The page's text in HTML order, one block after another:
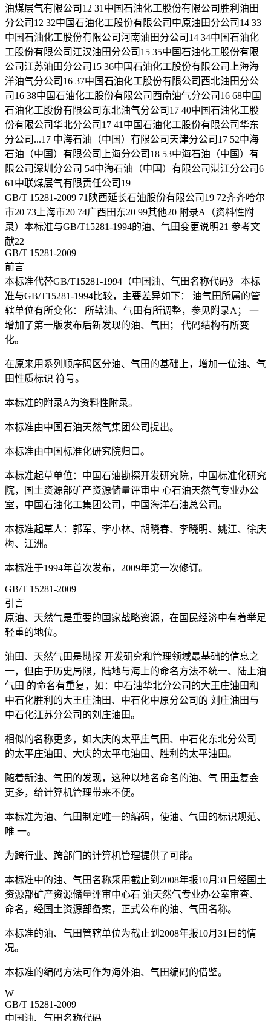
油煤层气有限公司12 31中国石油化工股份有限公司胜利油田
分公司12 32中国石油化工股份有限公司中原油田分公司14 33
中国石油化工股份有限公司河南油田分公司14 34中国石油化
工股份有限公司江汉油田分公司15 35中国石油化工股份有限
公司江苏油田分公司15 36中国石油化工股份有限公司上海海
洋油气分公司16 37中国石油化工股份有限公司西北油田分公
司16 38中国石油化工股份有限公司西南油气分公司16 68中国
石油化工股份有限公司东北油气分公司17 40中国石油化工股
份有限公司华北分公司17 41中国石油化工股份有限公司华东
分公司...17 中海石油（中国）有限公司天津分公司17 52中海
石油（中国）有限公司上海分公司18 53中海石油（中国）有
限公司深圳分公司 54中海石油（中国）有限公司湛江分公司6
61中联煤层气有限责任公司19
GB/T 15281-2009 71陕西延长石油股份有限公司19 72齐齐哈尔
市20 73上海市20 74广西田东20 99其他20 附录A（资料性附
录）本标准与GB/T15281-1994的油、气田变更说明21 参考文
献22
GB/T 15281-2009
前言
本标准代替GB/T15281-1994（中国油、气田名称代码》 本标
准与GB/T15281-1994比较，主要差异如下： 油气田所属的管
辖单位有所变化： 所辖油、气田有所调整，参见附录A； 一
增加了第一版发布后新发现的油、气田； 代码结构有所变
化。
在原来用系列顺序码区分油、气田的基础上，增加一位油、气
田性质标识 符号。
本标准的附录A为资料性附录。
本标准由中国石油天然气集团公司提出。
本标准由中国标准化研究院归口。
本标准起草单位：中国石油勘探开发研究院，中国标准化研究
院，国土资源部矿产资源储量评审中 心石油天然气专业办公
室，中国石油化工集团公司，中国海洋石油总公司。
本标准起草人：郭军、李小林、胡晓春、李晓明、姚江、徐庆
梅、江洲。
本标准于1994年首次发布，2009年第一次修订。
GB/T 15281-2009
引言
原油、天然气是重要的国家战略资源，在国民经济中有着举足
轻重的地位。
油田、天然气田是勘探 开发研究和管理领域最基础的信息之
一，但由于历史局限，陆地与海上的命名方法不统一、陆上油
气田 的命名有重复，如：中石油华北分公司的大王庄油田和
中石化胜利的大王庄油田、中石化中原分公司的 刘庄油田与
中石化江苏分公司的刘庄油田。
相似的名称更多，如大庆的太平庄气田、中石化东北分公司
的太平庄油田、大庆的太平屯油田、胜利的太平油田。
随着新油、气田的发现，这种以地名命名的油、气 田重复会
更多，给计算机管理带来不便。
本标准为油、气田制定唯一的编码，使油、气田的标识规范、
唯 一。
为跨行业、跨部门的计算机管理提供了可能。
本标准中的油、气田名称采用截止到2008年报10月31日经国土
资源部矿产资源储量评审中心石 油天然气专业办公室审查、
命名，经国土资源部备案，正式公布的油、气田名称。
本标准的油、气田管辖单位为截止到2008年报10月31日的情
况。
本标准的编码方法可作为海外油、气田编码的借鉴。
W
GB/T 15281-2009
中国油、气田名称代码